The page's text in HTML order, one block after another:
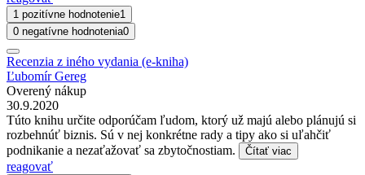
1 pozitívne hodnotenie1
0 negatívne hodnotenia0
Recenzia z iného vydania (e-kniha)
Ľubomír Gereg
Overený nákup
30.9.2020
Túto knihu určite odporúčam ľudom, ktorý už majú alebo plánujú si
rozbehnúť biznis. Sú v nej konkrétne rady a tipy ako si uľahčiť
podnikanie a nezaťažovať sa zbytočnostiam.
Čítať viac
reagovať